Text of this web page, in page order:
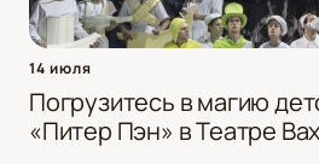
14 июля
Погрузитесь в магию
«Питер Пэн» в Театре